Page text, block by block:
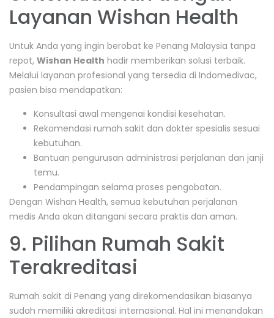
Layanan Wishan Health
Untuk Anda yang ingin berobat ke Penang Malaysia tanpa
repot, Wishan Health hadir memberikan solusi terbaik.
Melalui layanan profesional yang tersedia di Indomedivac,
pasien bisa mendapatkan:
Konsultasi awal mengenai kondisi kesehatan.
Rekomendasi rumah sakit dan dokter spesialis sesuai
kebutuhan.
Bantuan pengurusan administrasi perjalanan dan janji
temu.
Pendampingan selama proses pengobatan.
Dengan Wishan Health, semua kebutuhan perjalanan
medis Anda akan ditangani secara praktis dan aman.
9. Pilihan Rumah Sakit
Terakreditasi
Rumah sakit di Penang yang direkomendasikan biasanya
sudah memiliki akreditasi internasional. Hal ini menandakan